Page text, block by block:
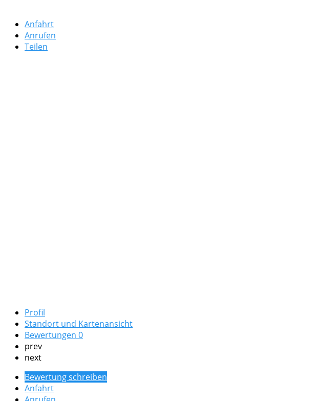
Anfahrt
Anrufen
Teilen
Profil
Standort und Kartenansicht
Bewertungen 0
prev
next
Bewertung schreiben
Anfahrt